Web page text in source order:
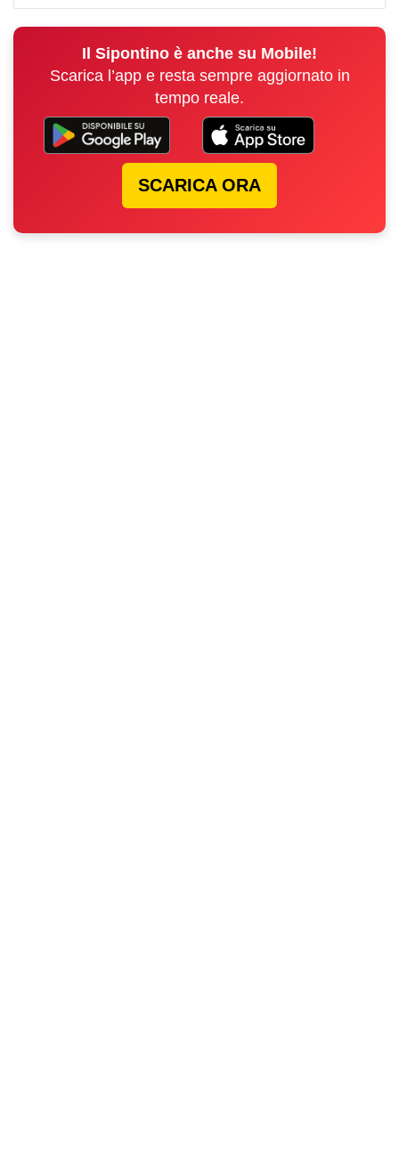
Il Sipontino è anche su Mobile!
Scarica l’app e resta sempre aggiornato in
tempo reale.
SCARICA ORA